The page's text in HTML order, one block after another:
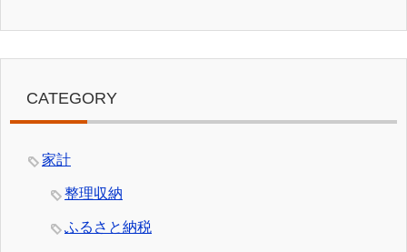
CATEGORY
家計
整理収納
ふるさと納税